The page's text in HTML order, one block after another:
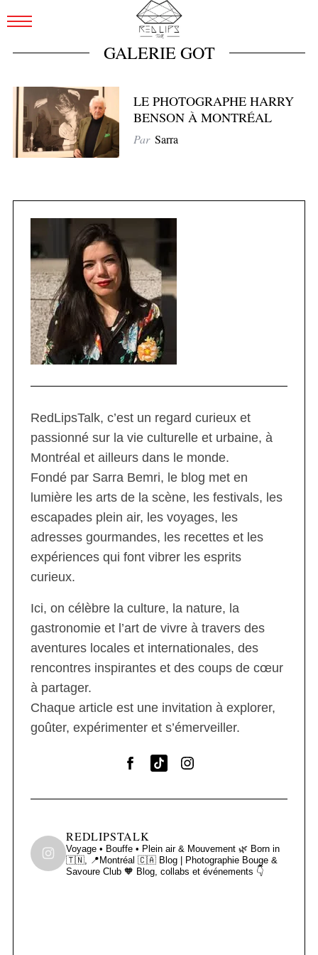
GALERIE GOT
LE PHOTOGRAPHE HARRY
BENSON À MONTRÉAL
Par Sarra
RedLipsTalk, c’est un regard curieux et
passionné sur la vie culturelle et urbaine, à
Montréal et ailleurs dans le monde.
Fondé par Sarra Bemri, le blog met en
lumière les arts de la scène, les festivals, les
escapades plein air, les voyages, les
adresses gourmandes, les recettes et les
expériences qui font vibrer les esprits
curieux.
Ici, on célèbre la culture, la nature, la
gastronomie et l’art de vivre à travers des
aventures locales et internationales, des
rencontres inspirantes et des coups de cœur
à partager.
Chaque article est une invitation à explorer,
goûter, expérimenter et s’émerveiller.
REDLIPSTALK
Voyage • Bouffe • Plein air & Mouvement 🌿Born in
🇹🇳, 📍Montréal 🇨🇦Blog | PhotographieBouge &
Savoure Club 🧡 Blog, collabs et événements 👇